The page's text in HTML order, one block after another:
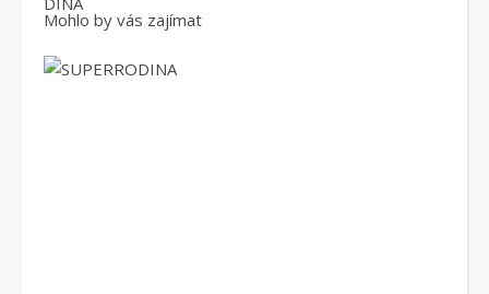
Mohlo by vás zajímat